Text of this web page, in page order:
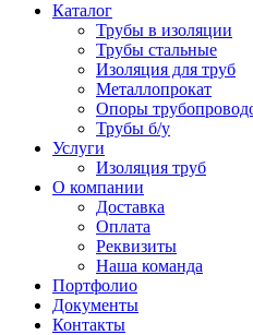
Каталог
Трубы в изоляции
Трубы стальные
Изоляция для труб
Металлопрокат
Опоры
Трубы б/у
Услуги
Изоляция труб
О компании
Доставка
Оплата
Реквизиты
Наша команда
Портфолио
Документы
Контакты